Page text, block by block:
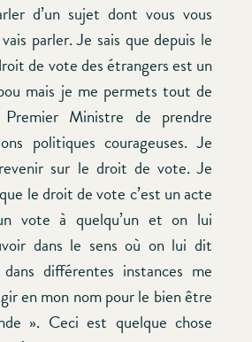
d’un sujet dont vous vous
parler. Je sais que depuis le
de vote des étrangers est un
mais je me permets tout de
Ministre de prendre
politiques courageuses. Je
sur le droit de vote. Je
le droit de vote c’est un acte
vote à quelqu’un et on lui
dans le sens où on lui dit
différentes instances me
en mon nom pour le bien être
». Ceci est quelque chose